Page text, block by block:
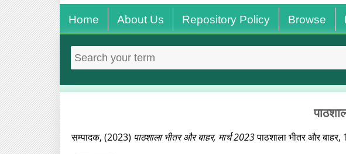
Home About Us Repository Policy Browse
सम्पादक, (2023) पाठशाला भीतर और बाहर, मार्च 2023पाठशाला भीतर और